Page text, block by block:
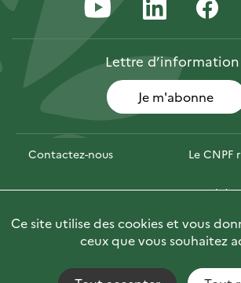
Lettred’information
Je m'abonne
Contactez-nous Le CNPF
Espace presse Marchés
Photofor Briefly in
Ce site utilise des cookies et vous
ceux que vous souhaitez